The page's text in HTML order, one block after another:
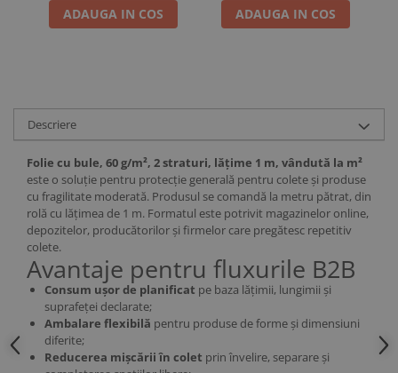
ADAUGA IN COS ADAUGA IN COS
Descriere
Folie cu bule, 60 g/m², 2 straturi, lățime 1 m, vândută la m²
este o soluție pentru protecție generală pentru colete și produse
cu fragilitate moderată. Produsul se comandă la metru pătrat, din
rolă cu lățimea de 1 m. Formatul este potrivit magazinelor online,
depozitelor, producătorilor și firmelor care pregătesc repetitiv
colete.
Avantaje pentru fluxurile B2B
Consum ușor de planificat pe baza lățimii, lungimii și
suprafeței declarate;
Ambalare flexibilă pentru produse de forme și dimensiuni
diferite;
Reducerea mișcării în colet prin învelire, separare și